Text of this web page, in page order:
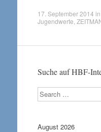
17. September 2014 in
Jugendwerte
Suche auf HBF-
Search
August 2026